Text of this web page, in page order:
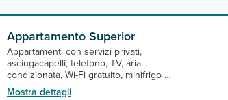
Appartamento Superior
Appartamenti con servizi privati,
asciugacapelli, telefono, TV, aria
condizionata, Wi-Fi gratuito, minifrigo e
terrazza o balcone. A pagamento,
Mostra dettagli